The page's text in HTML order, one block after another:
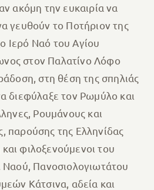
ακόμη την ευκαιρία να
γευθούν το Ποτήριον της
Ιερό Ναό του Αγίου
στον Παλατίνο Λόφο
στη θέση της σπηλιάς
διεφύλαξε τον Ρωμύλο και
Ρουμάνους και
παρούσης της Ελληνίδας
φιλοξενούμενοι του
Ναού, Πανοσιολογιωτάτου
Κάτσινα, αδεία και